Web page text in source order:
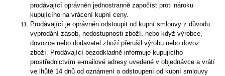
prodávající oprávněn jednostranně započíst proti nároku
kupujícího na vrácení kupní ceny.
Prodávající je oprávněn odstoupit od kupní smlouvy z důvodu
vyprodání zásob, nedostupnosti zboží, nebo když výrobce,
dovozce nebo dodavatel zboží přerušil výrobu nebo dovoz
zboží. Prodávající bezodkladně informuje kupujícího
prostřednictvím e-mailové adresy uvedené v objednávce a vrátí
ve lhůtě 14 dnů od oznámení o odstoupení od kupní smlouvy